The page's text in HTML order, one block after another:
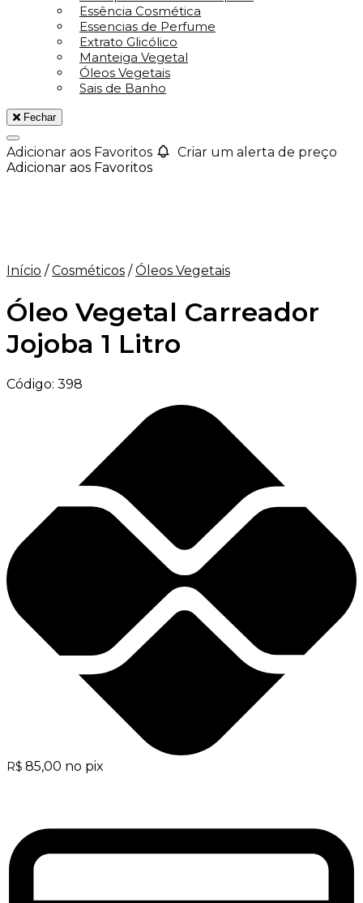
Essência Cosmética
Essencias de Perfume
Extrato Glicólico
Manteiga Vegetal
Óleos Vegetais
Sais de Banho
Fechar
Adicionar aos Favoritos
Criar um alerta de preço
Adicionar aos Favoritos
Início / Cosméticos / Óleos Vegetais
Óleo Vegetal Carreador
Jojoba 1 Litro
Código: 398
R$ 85,00 no pix